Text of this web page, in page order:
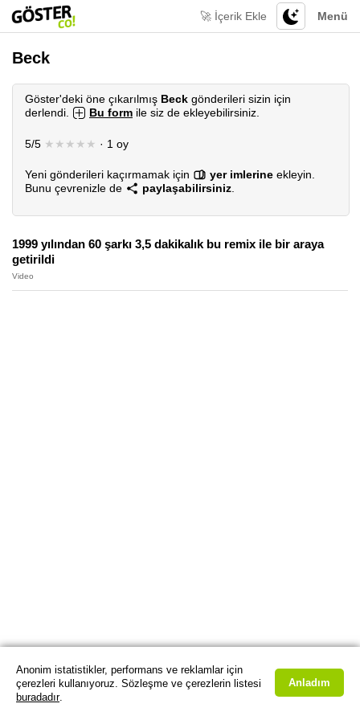
Menü
🚀 İçerik Ekle
Beck
Göster'deki öne çıkarılmış Beck gönderileri sizin için
derlendi.
Bu form ile siz de ekleyebilirsiniz.
5/5 ★★★★★ · 1 oy
Yeni gönderileri kaçırmamak için yer imlerine ekleyin.
Bunu çevrenizle de
paylaşabilirsiniz
1999 yılından 60 şarkı 3,5 dakikalık bu remix ile bir araya
getirildi
Video
Anonim istatistikler, performans ve reklamlar için
çerezleri kullanıyoruz. Sözleşme ve çerezlerin listesi
buradadır.
Anladım